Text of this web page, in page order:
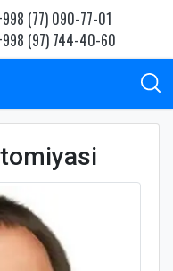
(77) 090-77-01
(97) 744-40-60